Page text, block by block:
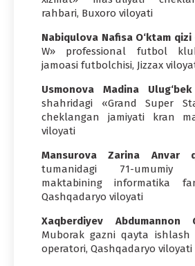
rahbari, Buxoro viloyati
Nabiqulova Nafisa O‘ktam qizi
W» professional futbol
jamoasi futbolchisi, Jizzax
Usmonova Madina
shahridagi «Grand Super
cheklangan jamiyati kran
viloyati
Mansurova Zarina Anvar
tumanidagi 71-umumiy
maktabining informatika
Qashqadaryo viloyati
Xaqberdiyev Abdumannon
Muborak gazni qayta ishlash
operatori, Qashqadaryo viloyati